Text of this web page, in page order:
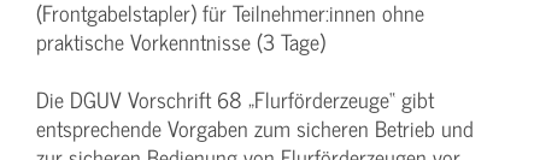
(Frontgabelstapler) für Teilnehmer:innen ohne
praktische Vorkenntnisse (3 Tage)
Die DGUV Vorschrift 68 „Flurförderzeuge“ gibt
entsprechende Vorgaben zum sicheren Betrieb und